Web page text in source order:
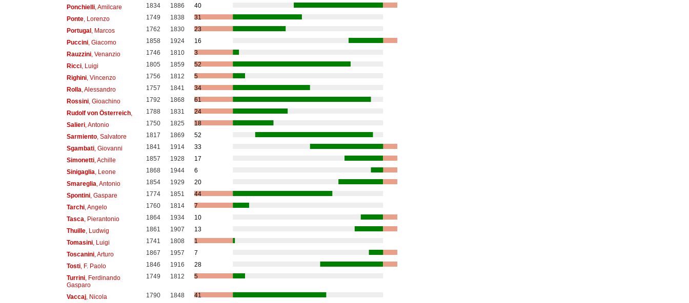
Ponchielli, Amilcare 1834 1886
40
Ponte, Lorenzo 1749 1838
31
Portugal, Marcos 1762 1830
23
Puccini, Giacomo 1858 1924
16
Rauzzini, Venanzio 1746 1810
3
Ricci, Luigi 1805 1859
52
Righini, Vincenzo 1756 1812
5
Rolla , Alessandro 1757 1841
34
Rossini, Gioachino 1792 1868
61
Rudolf von Österreich, 1788 1831
24
Salieri, Antonio 1750 1825
18
Sarmiento, Salvatore 1817 1869
52
Sgambati, Giovanni 1841 1914
33
Simonetti, Achille 1857 1928
17
Sinigaglia , Leone 1868 1944
6
Smareglia , Antonio 1854 1929
20
Spontini, Gaspare 1774 1851
44
Tarchi, Angelo 1760 1814
7
Tasca , Pierantonio 1864 1934
10
Thuille, Ludwig 1861 1907
13
Tomasini, Luigi 1741 1808
1
Toscanini, Arturo 1867 1957
7
Tosti, F. Paolo 1846 1916
28
Turrini, Ferdinando
Gasparo
1749 1812 5
Vaccaj, Nicola 1790 1848 41